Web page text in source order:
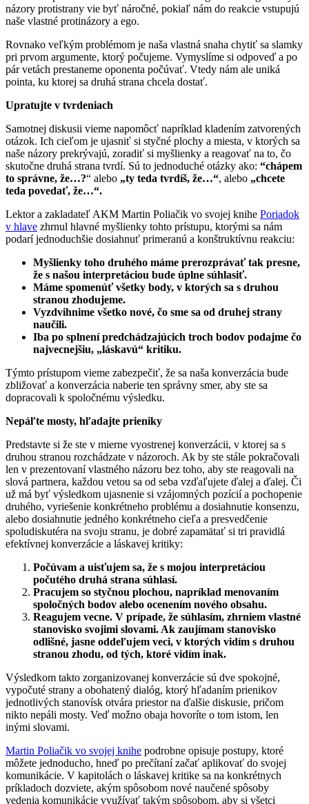
názory protistrany vie byť náročné, pokiaľ nám do reakcie vstupujú
naše vlastné protinázory a ego.
Rovnako veľkým problémom je naša vlastná snaha chytiť sa slamky
pri prvom argumente, ktorý počujeme. Vymyslíme si odpoveď a po
pár vetách prestaneme oponenta počúvať. Vtedy nám ale uniká
pointa, ku ktorej sa druhá strana chcela dostať.
Upratujte v tvrdeniach
Samotnej diskusii vieme napomôcť napríklad kladením zatvorených
otázok. Ich cieľom je ujasniť si styčné plochy a miesta, v ktorých sa
naše názory prekrývajú, zoradiť si myšlienky a reagovať na to, čo
skutočne druhá strana tvrdí. Sú to jednoduché otázky ako: “chápem
to správne, že…?“ alebo „ty teda tvrdíš, že…“, alebo „chcete
teda povedať, že…“.
Lektor a zakladateľ AKM Martin Poliačik vo svojej knihe Poriadok
v hlave zhrnul hlavné myšlienky tohto prístupu, ktorými sa nám
podarí jednoduchšie dosiahnuť primeranú a konštruktívnu reakciu:
Myšlienky toho druhého máme prerozprávať tak presne,
že s našou interpretáciou bude úplne súhlasiť.
Máme spomenúť všetky body, v ktorých sa s druhou
stranou zhodujeme.
Vyzdvihnime všetko nové, čo sme sa od druhej strany
naučili.
Iba po splnení predchádzajúcich troch bodov podajme čo
najvecnejšiu, „láskavú“ kritiku.
Týmto prístupom vieme zabezpečiť, že sa naša konverzácia bude
zbližovať a konverzácia naberie ten správny smer, aby ste sa
dopracovali k spoločnému výsledku.
Nepáľte mosty, hľadajte prieniky
Predstavte si že ste v mierne vyostrenej konverzácii, v ktorej sa s
druhou stranou rozchádzate v názoroch. Ak by ste stále pokračovali
len v prezentovaní vlastného názoru bez toho, aby ste reagovali na
slová partnera, každou vetou sa od seba vzďaľujete ďalej a ďalej. Či
už má byť výsledkom ujasnenie si vzájomných pozícií a pochopenie
druhého, vyriešenie konkrétneho problému a dosiahnutie konsenzu,
alebo dosiahnutie jedného konkrétneho cieľa a presvedčenie
spoludiskutéra na svoju stranu, je dobré zapamätať si tri pravidlá
efektívnej konverzácie a láskavej kritiky:
Počúvam a uisťujem sa, že s mojou interpretáciou
počutého druhá strana súhlasí.
Pracujem so styčnou plochou, napríklad menovaním
spoločných bodov alebo ocenením nového obsahu.
Reagujem vecne. V prípade, že súhlasím, zhrniem vlastné
stanovisko svojimi slovami. Ak zaujímam stanovisko
odlišné, jasne oddeľujem veci, v ktorých vidím s druhou
stranou zhodu, od tých, ktoré vidím inak.
Výsledkom takto zorganizovanej konverzácie sú dve spokojné,
vypočuté strany a obohatený dialóg, ktorý hľadaním prienikov
jednotlivých stanovísk otvára priestor na ďalšie diskusie, pričom
nikto nepáli mosty. Veď možno obaja hovoríte o tom istom, len
inými slovami.
Martin Poliačik vo svojej knihe podrobne opisuje postupy, ktoré
môžete jednoducho, hneď po prečítaní začať aplikovať do svojej
komunikácie. V kapitolách o láskavej kritike sa na konkrétnych
príkladoch dozviete, akým spôsobom nové naučené spôsoby
vedenia komunikácie využívať takým spôsobom, aby si všetci